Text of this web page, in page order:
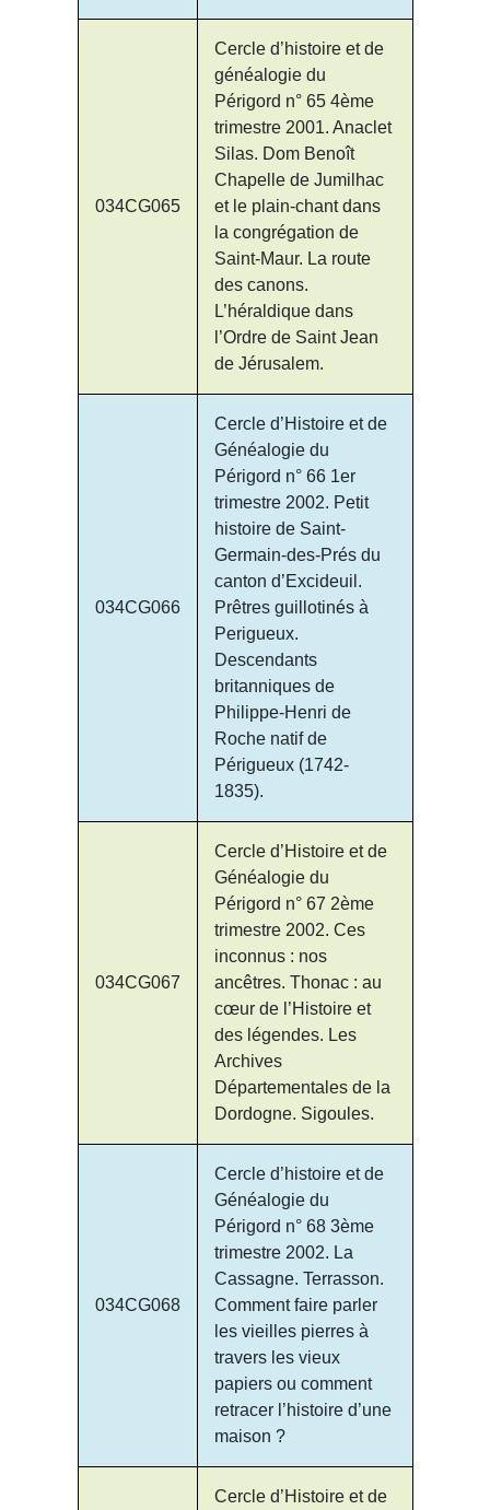
034CG065
Cercle d’histoire et de
généalogie du
Périgord n° 65 4ème
trimestre 2001. Anaclet
Silas. Dom Benoît
Chapelle de Jumilhac
et le plain-chant dans
la congrégation de
Saint-Maur. La route
des canons.
L’héraldique dans
l’Ordre de Saint Jean
de Jérusalem.
034CG066
Cercle d’Histoire et de
Généalogie du
Périgord n° 66 1er
trimestre 2002. Petit
histoire de Saint-
Germain-des-Prés du
canton d’Excideuil.
Prêtres guillotinés à
Perigueux.
Descendants
britanniques de
Philippe-Henri de
Roche natif de
Périgueux (1742-
1835).
034CG067
Cercle d’Histoire et de
Généalogie du
Périgord n° 67 2ème
trimestre 2002. Ces
inconnus : nos
ancêtres. Thonac : au
cœur de l’Histoire et
des légendes. Les
Archives
Départementales de la
Dordogne. Sigoules.
034CG068
Cercle d’histoire et de
Généalogie du
Périgord n° 68 3ème
trimestre 2002. La
Cassagne. Terrasson.
Comment faire parler
les vieilles pierres à
travers les vieux
papiers ou comment
retracer l’histoire d’une
maison ?
Cercle d’Histoire et de